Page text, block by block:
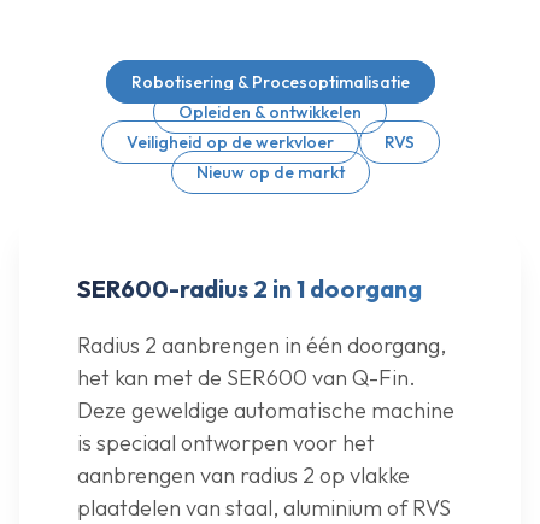
Robotisering & Procesoptimalisatie
Opleiden & ontwikkelen
Veiligheid op de werkvloer
RVS
Nieuw op de markt
SER600-radius 2 in 1 doorgang
Radius 2 aanbrengen in één doorgang,
het kan met de SER600 van Q-Fin.
Deze geweldige automatische machine
is speciaal ontworpen voor het
aanbrengen van radius 2 op vlakke
plaatdelen van staal, aluminium of RVS